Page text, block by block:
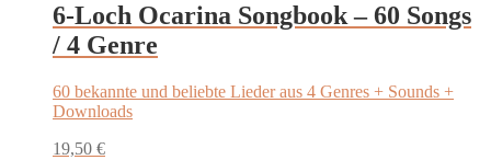
6-Loch Ocarina Songbook – 60 Songs
/ 4 Genre
60 bekannte und beliebte Lieder aus 4 Genres + Sounds +
Downloads
19,50 €